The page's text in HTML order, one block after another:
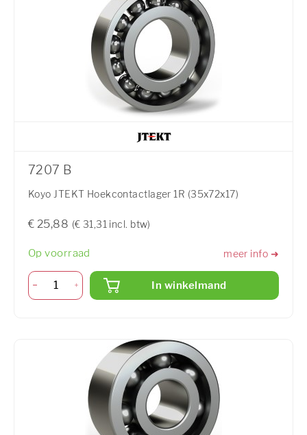
7207 B
Koyo JTEKT Hoekcontactlager 1R (35x72x17)
€ 25,88 (€ 31,31 incl. btw)
Op voorraad meer info ➜
In winkelmand